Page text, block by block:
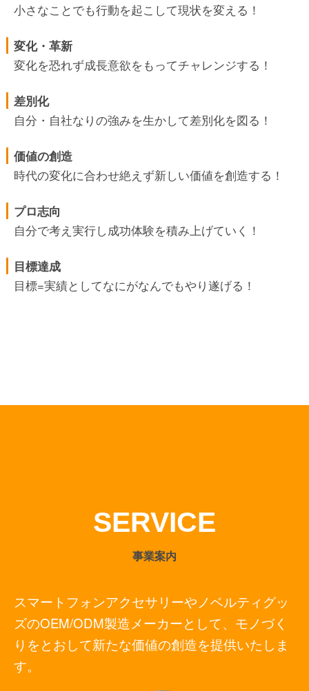
小さなことでも行動を起こして現状を変える！
変化・革新
変化を恐れず成長意欲をもってチャレンジする！
差別化
自分・自社なりの強みを生かして差別化を図る！
価値の創造
時代の変化に合わせ絶えず新しい価値を創造する！
プロ志向
自分で考え実行し成功体験を積み上げていく！
目標達成
目標=実績としてなにがなんでもやり遂げる！
SERVICE
事業案内
スマートフォンアクセサリーやノベルティグッ
ズのOEM/ODM製造メーカーとして、 モノづく
りをとおして新たな価値の創造を提供いたしま
す。